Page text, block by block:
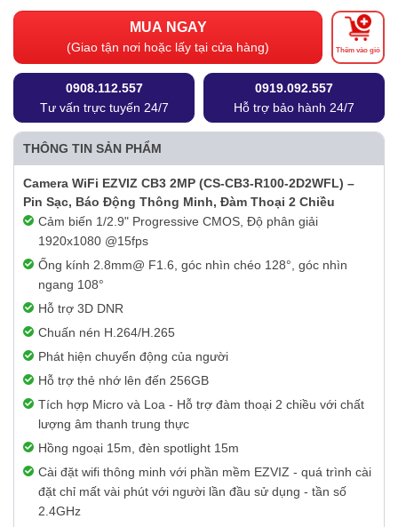
MUA NGAY
(Giao tận nơi hoặc lấy tại cửa hàng) Thêm vào giỏ
0908.112.557
Tư vấn trực tuyến 24/7
0919.092.557
Hỗ trợ bảo hành 24/7
THÔNG TIN SẢN PHẨM
Camera WiFi EZVIZ CB3 2MP (CS-CB3-R100-2D2WFL) –
Pin Sạc, Báo Động Thông Minh, Đàm Thoại 2 Chiều
Cảm biến 1/2.9" Progressive CMOS, Độ phân giải
1920x1080 @15fps
Ống kính 2.8mm@ F1.6, góc nhìn chéo 128°, góc nhìn
ngang 108°
Hỗ trợ 3D DNR
Chuấn nén H.264/H.265
Phát hiện chuyển động của người
Hỗ trợ thẻ nhớ lên đến 256GB
Tích hợp Micro và Loa - Hỗ trợ đàm thoại 2 chiều với chất
lượng âm thanh trung thực
Hồng ngoại 15m, đèn spotlight 15m
Cài đặt wifi thông minh với phần mềm EZVIZ - quá trình cài
đặt chỉ mất vài phút với người lần đầu sử dụng - tần số
2.4GHz